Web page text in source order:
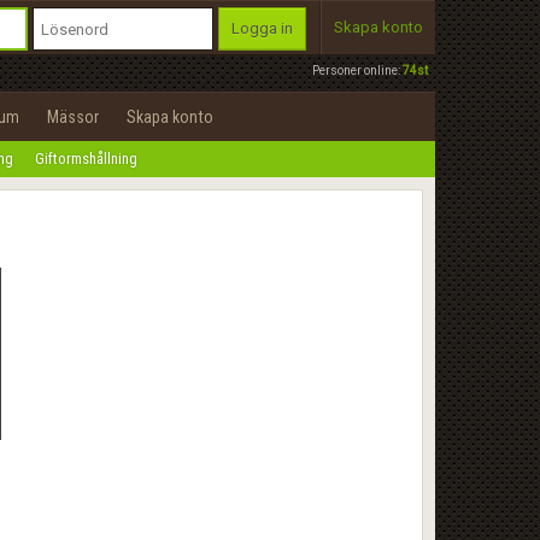
Personer online:74st
Logga in Skapa konto
Mässor Skapa konto
Giftormshållning